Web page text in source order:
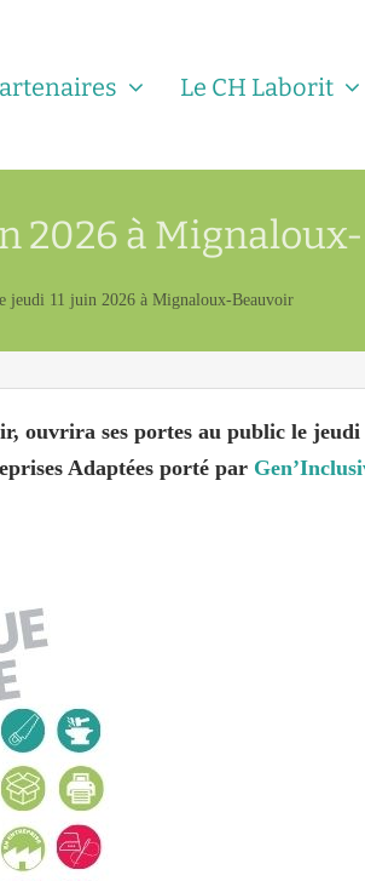
Le CH Laborit
2026 à
jeudi 11 juin 2026 à Mignaloux-Beauvoir
ouvrira ses portes au public lejeudi
Adaptées porté par